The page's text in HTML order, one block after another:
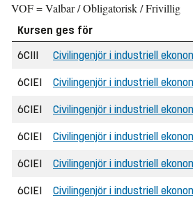
VOF = Valbar / Obligatorisk / Frivillig
Kursen ges för
6CIII
Civilingenjör i industriell
6CIEI Civilingenjör i industriell
6CIEI Civilingenjör i industriell
6CIEI Civilingenjör i industriell
6CIEI Civilingenjör i industriell
6CIEI Civilingenjör i industriell